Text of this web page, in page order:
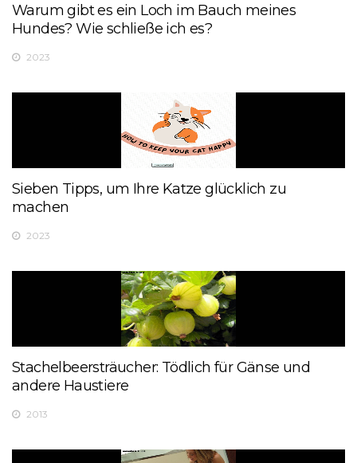
Warum gibt es ein Loch im Bauch meines
Hundes? Wie schließe ich es?
2023
Sieben Tipps, um Ihre Katze glücklich zu
machen
2023
Stachelbeersträucher: Tödlich für Gänse und
andere Haustiere
2013